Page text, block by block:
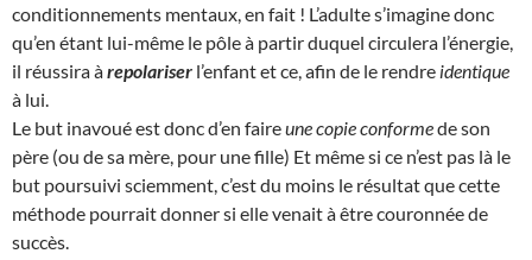
conditionnements mentaux, en fait ! L’adulte s’imagine donc
qu’en étant lui-même le pôle à partir duquel circulera l’énergie,
il réussira àrepolariser l’enfant et ce, afin de le rendre identique
à lui.
Le but inavoué est donc d’en faireune copie conformede son
père (ou de sa mère, pour une fille) Et même si ce n’est pas là le
but poursuivi sciemment, c’est du moins le résultat que cette
méthode pourrait donner si elle venait à être couronnée de
succès.